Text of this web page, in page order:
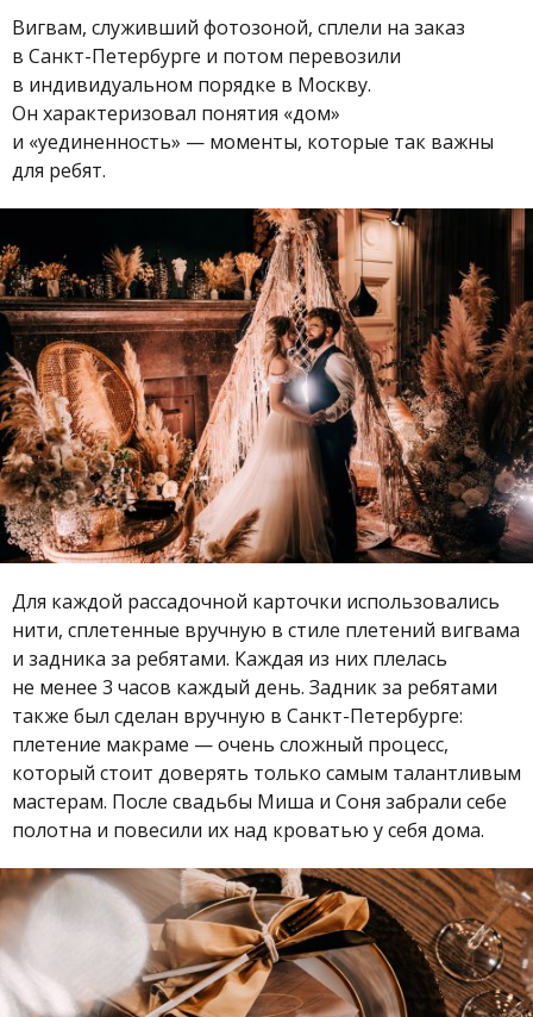
Вигвам, служивший фотозоной, сплели на заказ
в Санкт-Петербурге и потом перевозили
в индивидуальном порядке в Москву.
Он характеризовал понятия «дом»
и «уединенность» — моменты, которые так важны
для ребят.
Для каждой рассадочной карточки использовались
нити, сплетенные вручную в стиле плетений вигвама
и задника за ребятами. Каждая из них плелась
не менее 3 часов каждый день. Задник за ребятами
также был сделан вручную в Санкт-Петербурге:
плетение макраме — очень сложный процесс,
который стоит доверять только самым талантливым
мастерам. После свадьбы Миша и Соня забрали себе
полотна и повесили их над кроватью у себя дома.